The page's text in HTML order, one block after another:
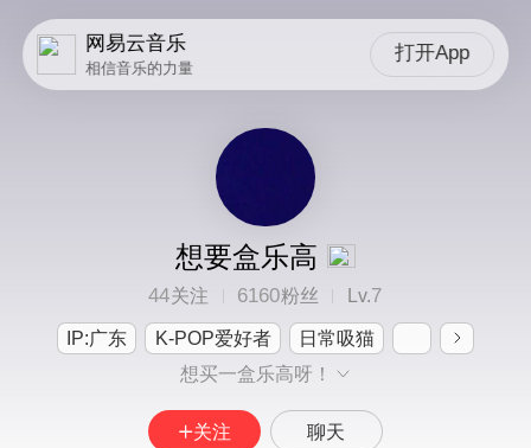
网易云音乐
相信音乐的力量
打开App
想要盒乐高
44关注 6160粉丝 Lv.7
IP:广东 K-POP爱好者
日常吸猫
想买一盒乐高呀！
关注 聊天